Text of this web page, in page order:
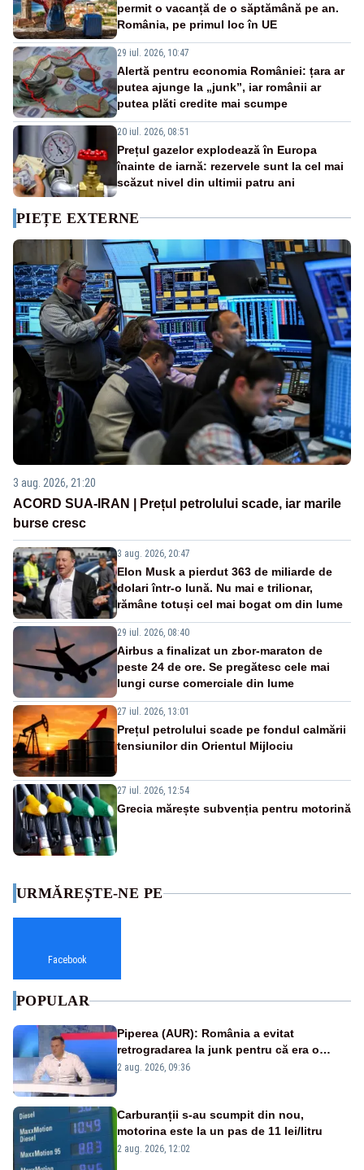
permit o vacanță de o săptămână pe an.
România, pe primul loc în UE
29 iul. 2026, 10:47
Alertă pentru economia României: țara ar
putea ajunge la „junk”, iar românii ar
putea plăti credite mai scumpe
20 iul. 2026, 08:51
Prețul gazelor explodează în Europa
înainte de iarnă: rezervele sunt la cel mai
scăzut nivel din ultimii patru ani
PIEȚE EXTERNE
3 aug. 2026, 21:20
ACORD SUA-IRAN | Prețul petrolului scade, iar marile
burse cresc
3 aug. 2026, 20:47
Elon Musk a pierdut 363 de miliarde de
dolari într-o lună. Nu mai e trilionar,
rămâne totuși cel mai bogat om din lume
29 iul. 2026, 08:40
Airbus a finalizat un zbor-maraton de
peste 24 de ore. Se pregătesc cele mai
lungi curse comerciale din lume
27 iul. 2026, 13:01
Prețul petrolului scade pe fondul calmării
tensiunilor din Orientul Mijlociu
27 iul. 2026, 12:54
Grecia mărește subvenția pentru motorină
URMĂREȘTE-NE PE
Facebook
POPULAR
Piperea (AUR): România a evitat
retrogradarea la junk pentru că era o
catastrofă pentru bănci și fondurile de
2 aug. 2026, 09:36
Carburanții s-au scumpit din nou,
motorina este la un pas de 11 lei/litru
2 aug. 2026, 12:02